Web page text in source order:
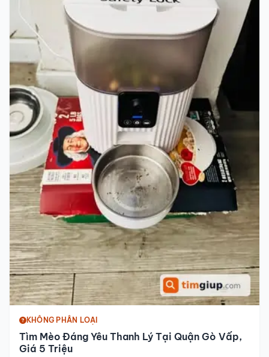
KHÔNG PHÂN LOẠI
Tìm Mèo Đáng Yêu Thanh Lý Tại Quận Gò Vấp,
Giá 5 Triệu